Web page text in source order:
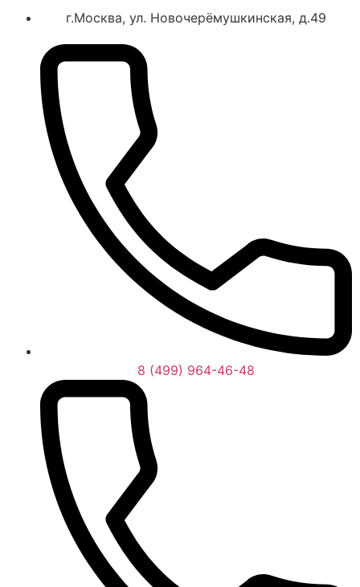
г.Москва, ул. Новочерёмушкинская, д.49
8 (499) 964-46-48